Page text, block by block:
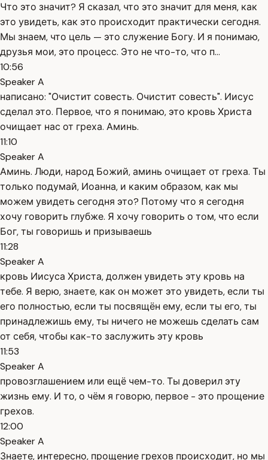
Что это значит? Я сказал, что это значит для меня, как
это увидеть, как это происходит практически сегодня.
Мы знаем, что цель — это служение Богу. И я понимаю,
друзья мои, это процесс. Это не что-то, что п...
10:56
Speaker A
написано: "Очистит совесть. Очистит совесть". Иисус
сделал это. Первое, что я понимаю, это кровь Христа
очищает нас от греха. Аминь.
11:10
Speaker A
Аминь. Люди, народ Божий, аминь очищает от греха. Ты
только подумай, Иоанна, и каким образом, как мы
можем увидеть сегодня это? Потому что я сегодня
хочу говорить глубже. Я хочу говорить о том, что если
Бог, ты говоришь и призываешь
11:28
Speaker A
кровь Иисуса Христа, должен увидеть эту кровь на
тебе. Я верю, знаете, как он может это увидеть, если ты
его полностью, если ты посвящён ему, если ты его, ты
принадлежишь ему, ты ничего не можешь сделать сам
от себя, чтобы как-то заслужить эту кровь
11:53
Speaker A
провозглашением или ещё чем-то. Ты доверил эту
жизнь ему. И то, о чём я говорю, первое - это прощение
грехов.
12:00
Speaker A
Знаете, интересно, прощение грехов происходит, но мы